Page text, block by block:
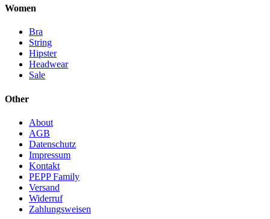
Women
Bra
String
Hipster
Headwear
Sale
Other
About
AGB
Datenschutz
Impressum
Kontakt
PEPP Family
Versand
Widerruf
Zahlungsweisen